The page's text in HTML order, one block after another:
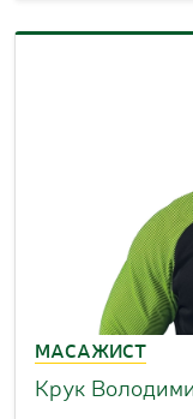
МАСАЖИСТ
Крук